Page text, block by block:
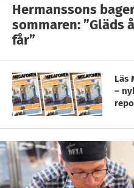
Hermanssons
sommaren: ”Gläds
får”
Läs
–